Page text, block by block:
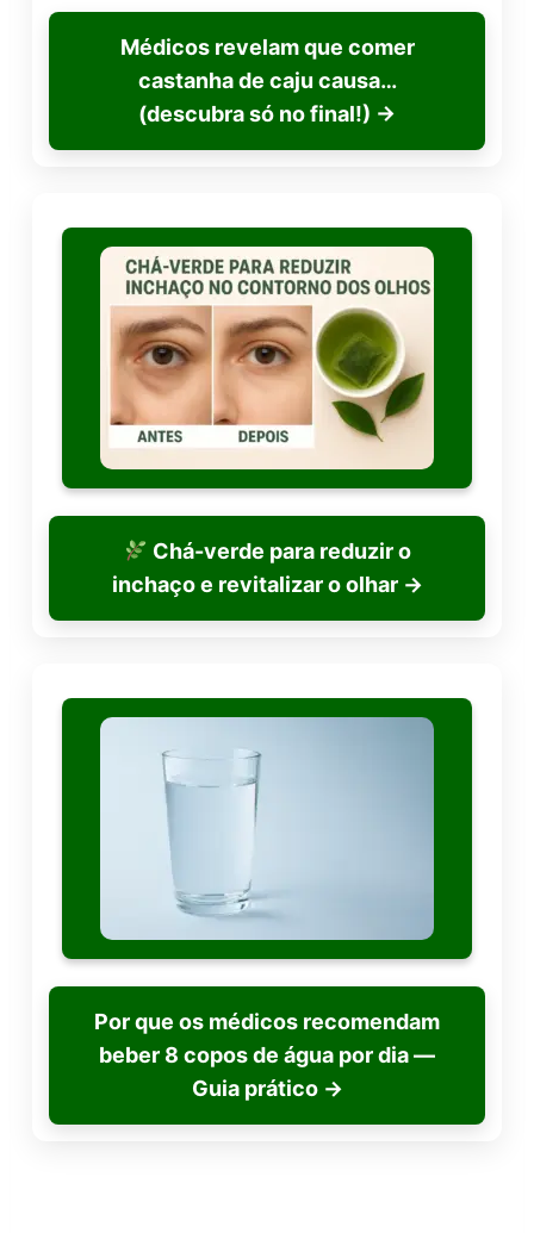
Médicos revelam que comer
castanha de caju causa…
(descubra só no final!) →
Chá-verde para reduzir o
inchaço e revitalizar o olhar →
Por que os médicos recomendam
beber 8 copos de água por dia —
Guia prático →